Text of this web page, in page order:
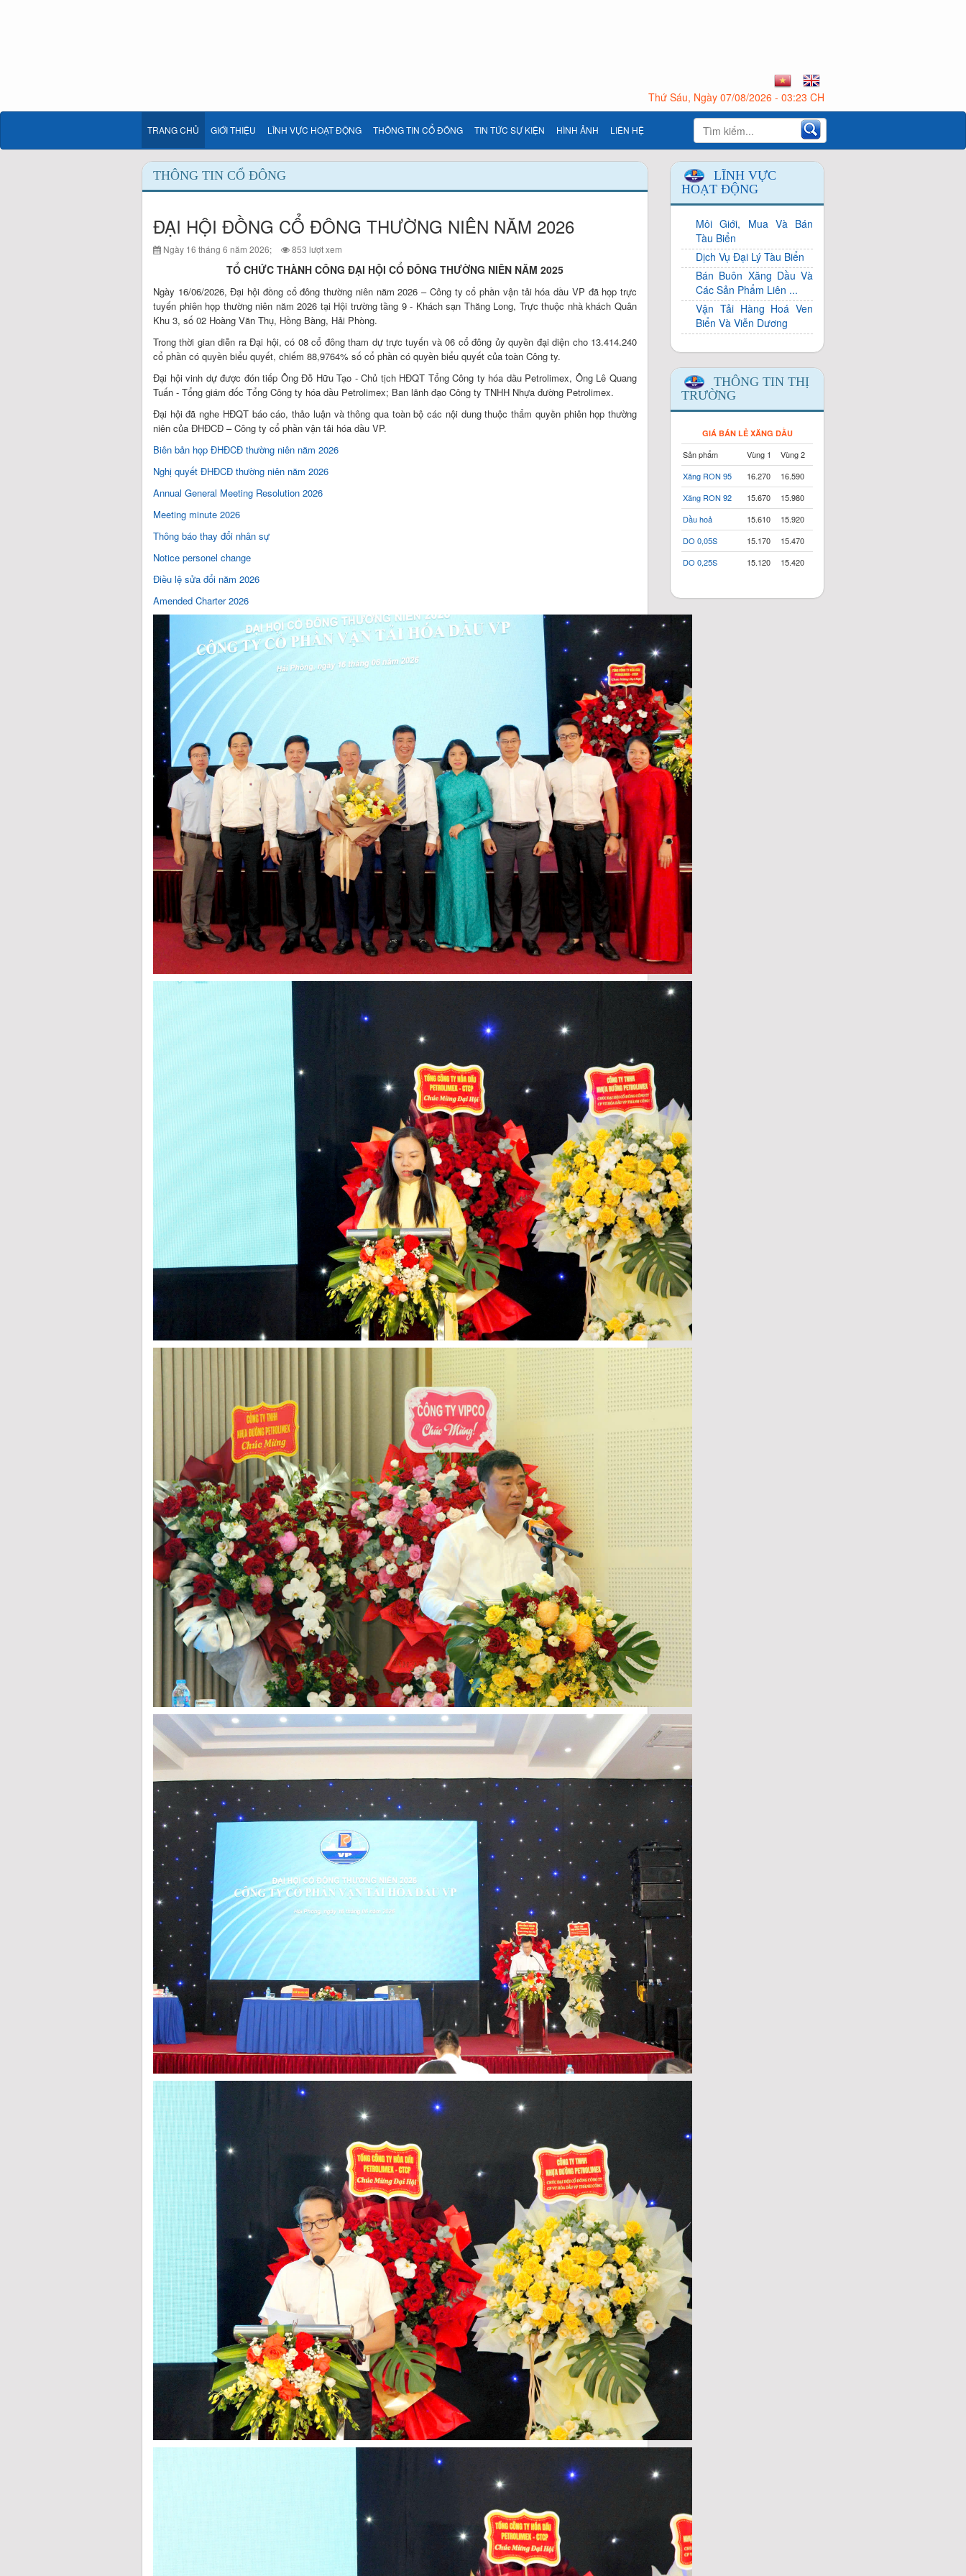
Thứ Sáu, Ngày 07/08/2026 - 03:23 CH
TRANG CHỦ GIỚI THIỆU LĨNH VỰC HOẠT ĐỘNG THÔNG TIN CỔ ĐÔNG TIN TỨC SỰ KIỆN HÌNH ẢNH LIÊN HỆ
THÔNG TIN CỔ ĐÔNG
ĐẠI HỘI ĐỒNG CỔ ĐÔNG THƯỜNG NIÊN NĂM 2026
Ngày 16 tháng 6 năm 2026; 853 lượt xem
TỔ CHỨC THÀNH CÔNG ĐẠI HỘI CỔ ĐÔNG THƯỜNG NIÊN NĂM 2025
Ngày 16/06/2026, Đại hội đồng cổ đông thường niên năm 2026 – Công ty cổ phần vận tải hóa dầu VP đã họp trực
tuyến phiên họp thường niên năm 2026 tại Hội trường tầng 9 - Khách sạn Thăng Long, Trực thuộc nhà khách Quân
Khu 3, số 02 Hoàng Văn Thụ, Hồng Bàng, Hải Phòng.
Trong thời gian diễn ra Đại hội, có 08 cổ đông tham dự trực tuyến và 06 cổ đông ủy quyền đại diện cho 13.414.240
cổ phần có quyền biểu quyết, chiếm 88,9764% số cổ phần có quyền biểu quyết của toàn Công ty.
Đại hội vinh dự được đón tiếp Ông Đỗ Hữu Tạo - Chủ tịch HĐQT Tổng Công ty hóa dầu Petrolimex, Ông Lê Quang
Tuấn - Tổng giám đốc Tổng Công ty hóa dầu Petrolimex; Ban lãnh đạo Công ty TNHH Nhựa đường Petrolimex.
Đại hội đã nghe HĐQT báo cáo, thảo luận và thông qua toàn bộ các nội dung thuộc thẩm quyền phiên họp thường
niên của ĐHĐCĐ – Công ty cổ phần vận tải hóa dầu VP.
Biên bản họp ĐHĐCĐ thường niên năm 2026
Nghị quyết ĐHĐCĐ thường niên năm 2026
Annual General Meeting Resolution 2026
Meeting minute 2026
Thông báo thay đổi nhân sự
Notice personel change
Điều lệ sửa đổi năm 2026
Amended Charter 2026
LĨNH VỰC
HOẠT ĐỘNG
Môi Giới, Mua Và Bán
Tàu Biển
Dịch Vụ Đại Lý Tàu Biển
Bán Buôn Xăng Dầu Và
Các Sản Phẩm Liên ...
Vận Tải Hàng Hoá Ven
Biển Và Viễn Dương
THÔNG TIN THỊ
TRƯỜNG
GIÁ BÁN LẺ XĂNG DẦU
Sản phẩm Vùng 1
Vùng 2
Xăng RON 95
16.270
16.590
Xăng RON 92
15.670
15.980
Dầu hoả
15.610
15.920
DO 0,05S
15.170
15.470
DO 0,25S
15.120 15.420